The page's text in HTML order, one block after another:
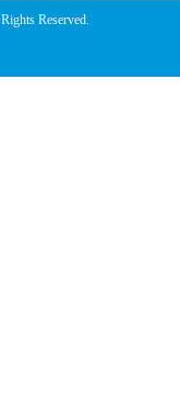
Reserved.